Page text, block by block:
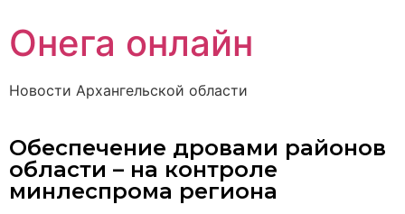
Онега онлайн
Новости Архангельской области
Обеспечение дровами районов
области – на контроле
минлеспрома региона